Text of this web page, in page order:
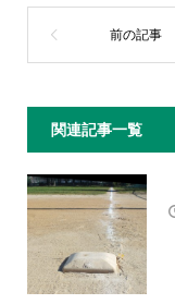
関連記事一覧